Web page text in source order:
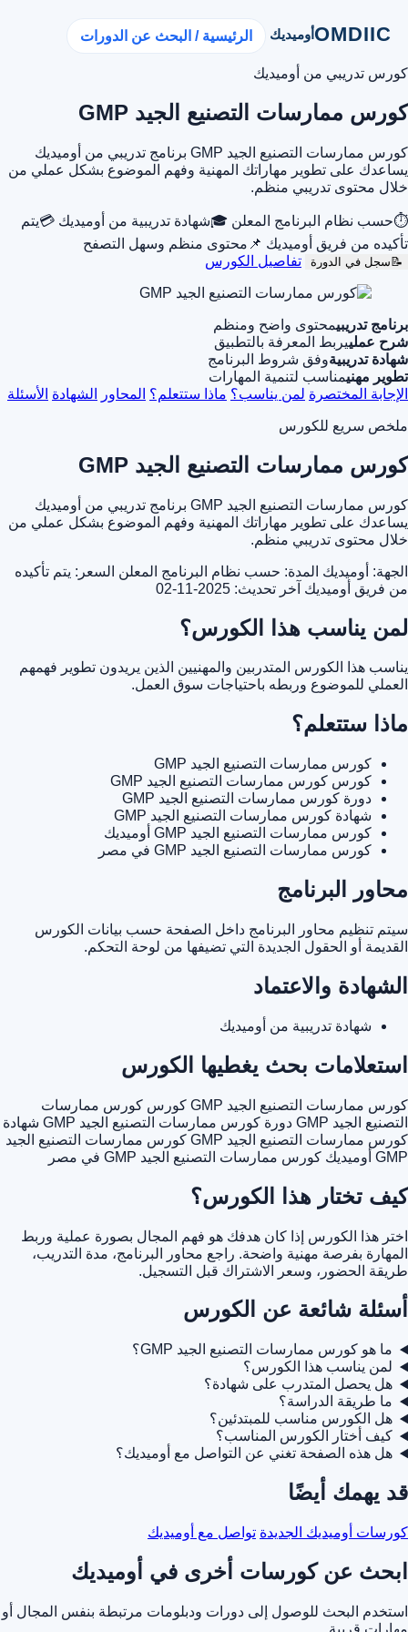
OMDIICأوميديك الرئيسية / البحث عن الدورات
كورس تدريبي من أوميديك
كورس ممارسات التصنيع الجيد GMP
كورس ممارسات التصنيع الجيد GMP برنامج تدريبي من أوميديك
يساعدك على تطوير مهاراتك المهنية وفهم الموضوع بشكل عملي من
خلال محتوى تدريبي منظم.
⏱حسب نظام البرنامج المعلن 🎓شهادة تدريبية من أوميديك 💳يتم
تأكيده من فريق أوميديك 📌 محتوى منظم وسهل التصفح
📝 سجل في الدورة تفاصيل الكورس
برنامج تدريبيمحتوى واضح ومنظم
شرح عملييربط المعرفة بالتطبيق
شهادة تدريبيةوفق شروط البرنامج
تطوير مهنيمناسب لتنمية المهارات
الإجابة المختصرة لمن يناسب؟ ماذا ستتعلم؟ المحاور الشهادة الأسئلة
ملخص سريع للكورس
كورس ممارسات التصنيع الجيد GMP
كورس ممارسات التصنيع الجيد GMP برنامج تدريبي من أوميديك
يساعدك على تطوير مهاراتك المهنية وفهم الموضوع بشكل عملي من
خلال محتوى تدريبي منظم.
الجهة: أوميديك المدة: حسب نظام البرنامج المعلن السعر: يتم تأكيده
من فريق أوميديك آخر تحديث: 2025-11-02
لمن يناسب هذا الكورس؟
يناسب هذا الكورس المتدربين والمهنيين الذين يريدون تطوير فهمهم
العملي للموضوع وربطه باحتياجات سوق العمل.
ماذا ستتعلم؟
كورس ممارسات التصنيع الجيد GMP
كورس كورس ممارسات التصنيع الجيد GMP
دورة كورس ممارسات التصنيع الجيد GMP
شهادة كورس ممارسات التصنيع الجيد GMP
كورس ممارسات التصنيع الجيد GMP أوميديك
كورس ممارسات التصنيع الجيد GMP في مصر
محاور البرنامج
سيتم تنظيم محاور البرنامج داخل الصفحة حسب بيانات الكورس
القديمة أو الحقول الجديدة التي تضيفها من لوحة التحكم.
الشهادة والاعتماد
شهادة تدريبية من أوميديك
استعلامات بحث يغطيها الكورس
كورس ممارسات التصنيع الجيد GMP
كورس كورس ممارسات
التصنيع الجيد GMP
دورة كورس ممارسات التصنيع الجيد GMP
شهادة
كورس ممارسات التصنيع الجيد GMP
كورس ممارسات التصنيع الجيد
GMP أوميديك
كورس ممارسات التصنيع الجيد GMP في مصر
كيف تختار هذا الكورس؟
اختر هذا الكورس إذا كان هدفك هو فهم المجال بصورة عملية وربط
المهارة بفرصة مهنية واضحة. راجع محاور البرنامج، مدة التدريب،
طريقة الحضور، وسعر الاشتراك قبل التسجيل.
أسئلة شائعة عن الكورس
ما هو كورس ممارسات التصنيع الجيد GMP؟
لمن يناسب هذا الكورس؟
هل يحصل المتدرب على شهادة؟
ما طريقة الدراسة؟
هل الكورس مناسب للمبتدئين؟
كيف أختار الكورس المناسب؟
هل هذه الصفحة تغني عن التواصل مع أوميديك؟
قد يهمك أيضًا
كورسات أوميديك الجديدة تواصل مع أوميديك
ابحث عن كورسات أخرى في أوميديك
استخدم البحث للوصول إلى دورات ودبلومات مرتبطة بنفس المجال أو
مهارات قريبة.